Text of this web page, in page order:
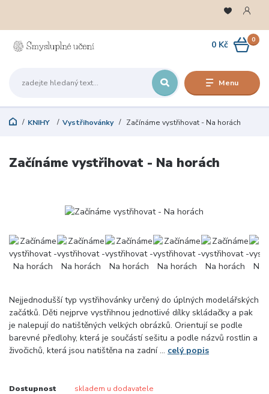
Menu
0
0 Kč
KNIHY Vystřihovánky Začínáme vystřihovat - Na horách
Začínáme vystřihovat - Na horách
Nejjednodušší typ vystřihovánky určený do úplných modelářských
začátků. Děti nejprve vystřihnou jednotlivé dílky skládačky a pak
je nalepují do natištěných velkých obrázků. Orientují se podle
barevné předlohy, která je součástí sešitu a podle názvů rostlin a
živočichů, která jsou natištěna na zadní ... celý popis
Dostupnost skladem u dodavatele